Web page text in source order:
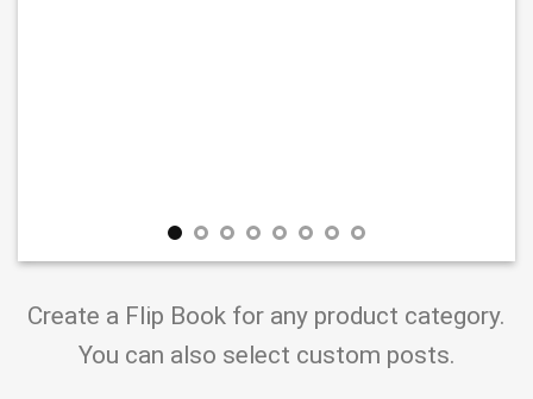
Create a Flip Book for any product category.
You can also select custom posts.